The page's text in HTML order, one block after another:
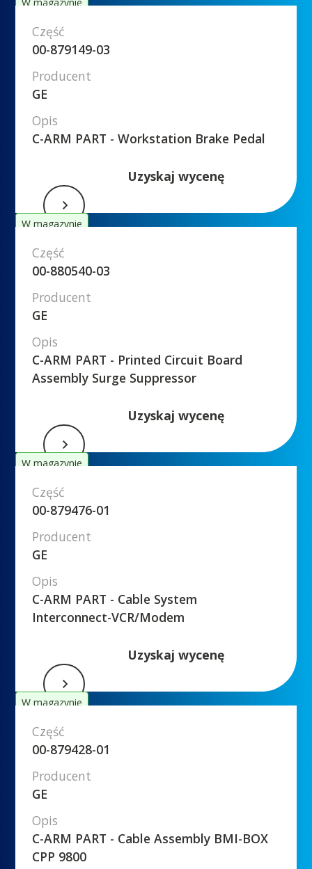
Część
00-879149-03
Producent
GE
Opis
C-ARM PART - Workstation Brake Pedal
Uzyskaj wycenę
W magazynie
Część
00-880540-03
Producent
GE
Opis
C-ARM PART - Printed Circuit Board
Assembly Surge Suppressor
Uzyskaj wycenę
W magazynie
Część
00-879476-01
Producent
GE
Opis
C-ARM PART - Cable System
Interconnect-VCR/Modem
Uzyskaj wycenę
W magazynie
Część
00-879428-01
Producent
GE
Opis
C-ARM PART - Cable Assembly BMI-BOX
CPP 9800